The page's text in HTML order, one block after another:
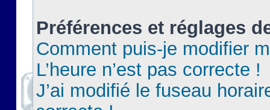
Préférences et réglages
Comment puis-je modifier
L’heure n’est pas correcte !
J’ai modifié le fuseau